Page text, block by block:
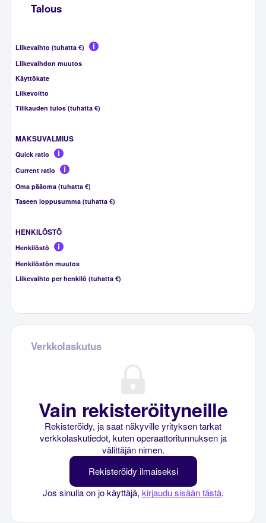
Talous
Liikevaihto (tuhatta €)
Liikevaihdon muutos
Käyttökate
Liikevoitto
Tilikauden tulos (tuhatta €)
MAKSUVALMIUS
Quick ratio
Current ratio
Oma pääoma (tuhatta €)
Taseen loppusumma (tuhatta €)
HENKILÖSTÖ
Henkilöstö
Henkilöstön muutos
Liikevaihto per henkilö (tuhatta €)
Verkkolaskutus
Vain rekisteröityneille
Rekisteröidy, ja saat näkyville yrityksen tarkat
verkkolaskutiedot, kuten operaattoritunnuksen ja
välittäjän nimen.
Rekisteröidy ilmaiseksi
Jos sinulla on jo käyttäjä, kirjaudu sisään tästä.